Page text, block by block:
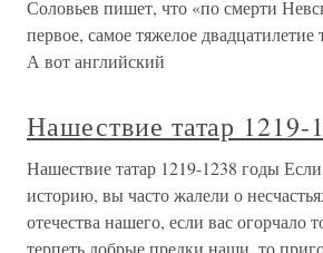
Соловьев пишет, что «по смерти
первое, самое тяжелое двадцатилетие
А вот английский
Нашествие татар 1219-
Нашествие татар 1219-1238 годы
историю, вы часто жалели о
отечества нашего, если вас